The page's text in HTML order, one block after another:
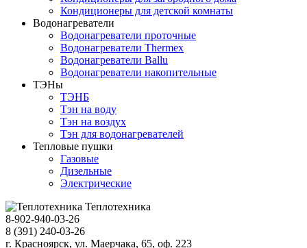
Кондиционеры для детской комнаты
Водонагреватели
Водонагреватели проточные
Водонагреватели Thermex
Водонагреватели Ballu
Водонагреватели накопительные
ТЭНы
ТЭНБ
Тэн на воду
Тэн на воздух
Тэн для водонагревателей
Тепловые пушки
Газовые
Дизельные
Электрические
Теплотехника
8-902-940-03-26
8 (391) 240-03-26
г. Красноярск, ул. Маерчака, 65, оф. 223